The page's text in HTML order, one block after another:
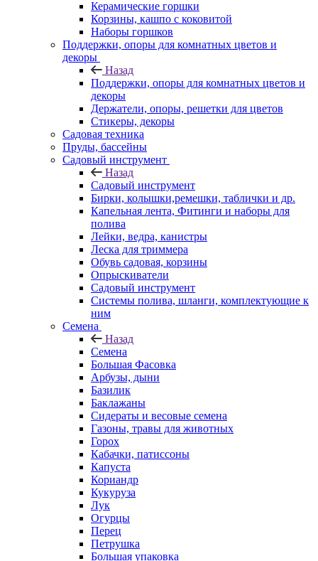
Керамические горшки
Корзины, кашпо с коковитой
Наборы горшков
Поддержки, опоры для комнатных цветов и
декоры
Назад
Поддержки, опоры для комнатных цветов и
декоры
Держатели, опоры, решетки для цветов
Стикеры, декоры
Садовая техника
Пруды, бассейны
Садовый инструмент
Назад
Садовый инструмент
Бирки, колышки,ремешки, таблички и др.
Капельная лента, Фитинги и наборы для
полива
Лейки, ведра, канистры
Леска для триммера
Обувь садовая, корзины
Опрыскиватели
Садовый инструмент
Системы полива, шланги, комплектующие к
ним
Семена
Назад
Семена
Большая Фасовка
Арбузы, дыни
Базилик
Баклажаны
Сидераты и весовые семена
Газоны, травы для животных
Горох
Кабачки, патиссоны
Капуста
Кориандр
Кукуруза
Лук
Огурцы
Перец
Петрушка
Большая упаковка